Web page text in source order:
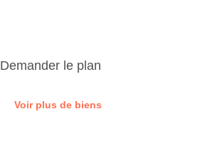
Demander le plan
Voir plus de biens